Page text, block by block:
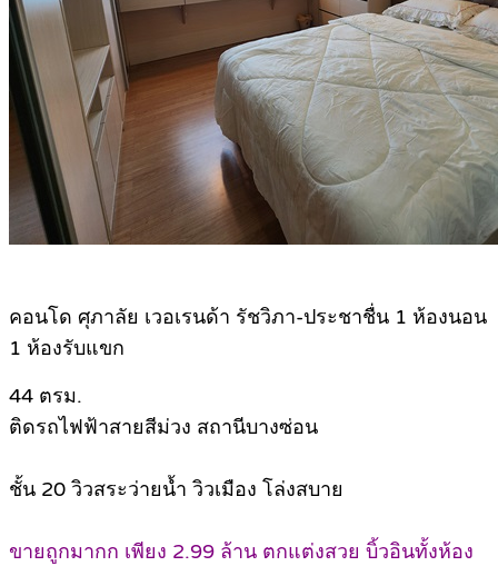
คอนโด ศุภาลัย เวอเรนด้า รัชวิภา-ประชาชื่น 1 ห้องนอน
1 ห้องรับแขก
44 ตรม.
ติดรถไฟฟ้าสายสีม่วง สถานีบางซ่อน
ชั้น 20 วิวสระว่ายน้ำ วิวเมือง โล่งสบาย
ขายถูกมากก เพียง 2.99 ล้าน ตกแต่งสวย บิ้วอินทั้งห้อง